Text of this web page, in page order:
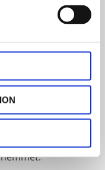
integritetspolicy.